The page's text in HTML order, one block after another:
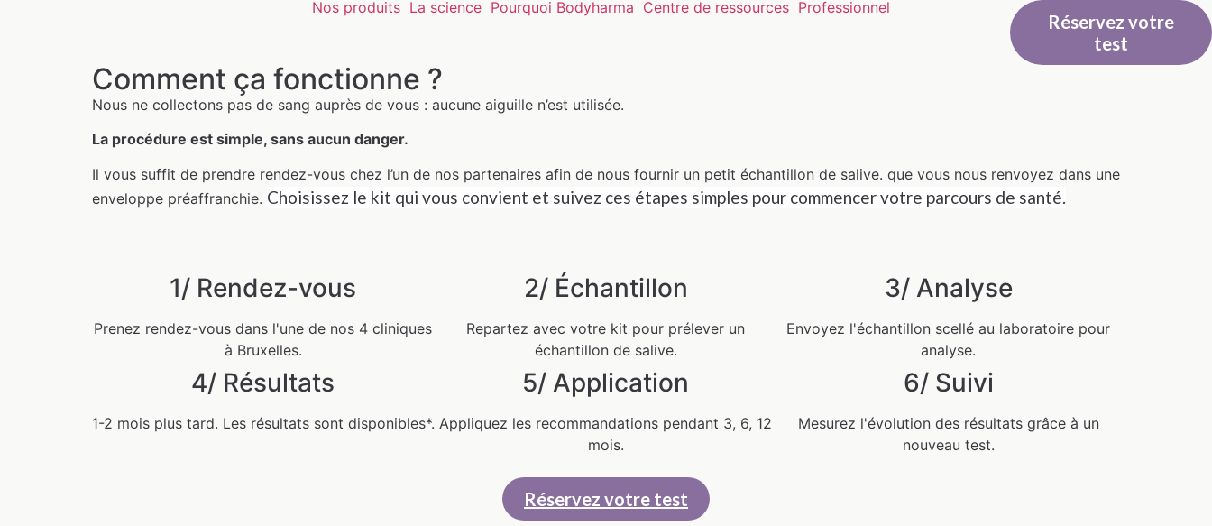
Nos produits La science Pourquoi Bodyharma Centre de ressources Professionnel
Réservez votre
test
Comment ça fonctionne ?
Nous ne collectons pas de sang auprès de vous : aucune aiguille n’est utilisée.
La procédure est simple, sans aucun danger.
Il vous suffit de prendre rendez-vous chez l’un de nos partenaires afin de nous fournir un petit échantillon de salive. que vous nous renvoyez dans une
enveloppe préaffranchie. Choisissez le kit qui vous convient et suivez ces étapes simples pour commencer votre parcours de santé.
1/ Rendez-vous
Prenez rendez-vous dans l'une de nos 4 cliniques
à Bruxelles.
2/ Échantillon
Repartez avec votre kit pour prélever un
échantillon de salive.
3/ Analyse
Envoyez l'échantillon scellé au laboratoire pour
analyse.
4/ Résultats
1-2 mois plus tard. Les résultats sont disponibles*.
5/ Application
Appliquez les recommandations pendant 3, 6, 12
mois.
6/ Suivi
Mesurez l'évolution des résultats grâce à un
nouveau test.
Réservez votre test